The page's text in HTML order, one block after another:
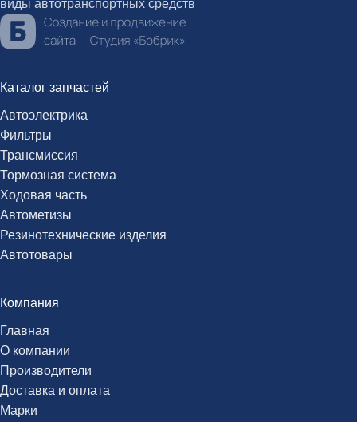
виды автотранспортных средств
Каталог запчастей
Автоэлектрика
Фильтры
Трансмиссия
Тормозная система
Ходовая часть
Автометизы
Резинотехнические изделия
Автотовары
Компания
Главная
О компании
Производители
Доставка и оплата
Марки